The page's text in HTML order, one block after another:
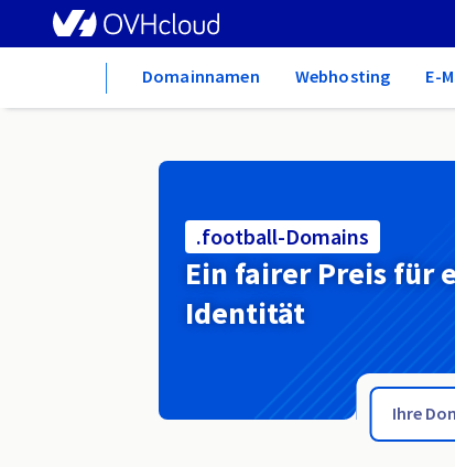
Domainnamen Webhosting E-
.football-Domains
Ein fairer Preis für
Identität